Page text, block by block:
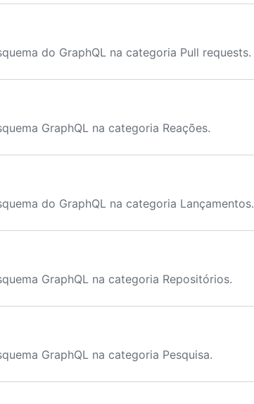
do GraphQL na categoria Pull requests.
GraphQL na categoria Reações.
do GraphQL na categoria Lançamentos.
GraphQL na categoria Repositórios.
GraphQL na categoria Pesquisa.